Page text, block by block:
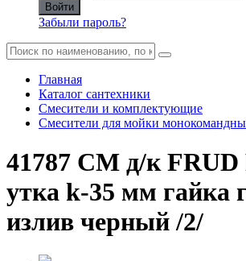
Войти
Забыли пароль?
Главная
Каталог сантехники
Смесители и комплектующие
Смесители для мойки
41787 СМ д/к FRUD
утка k-35 мм гайка
излив черный /2/